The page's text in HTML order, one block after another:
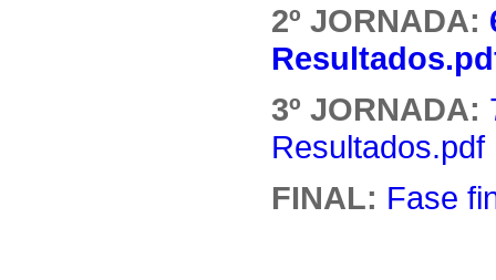
2º JORNADA:
3º JORNADA:
Resultados.pdf
FINAL: Fase